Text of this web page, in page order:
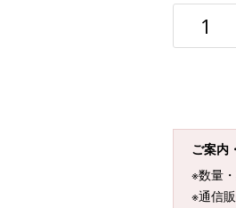
ご案内
※数量
※通信